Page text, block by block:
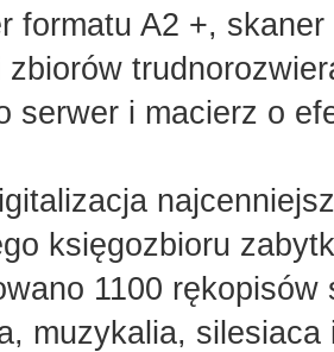
formatu A2 +,
zbiorów
serwer i macierz o
księgozbioru
1100
muzykalia, silesiaca